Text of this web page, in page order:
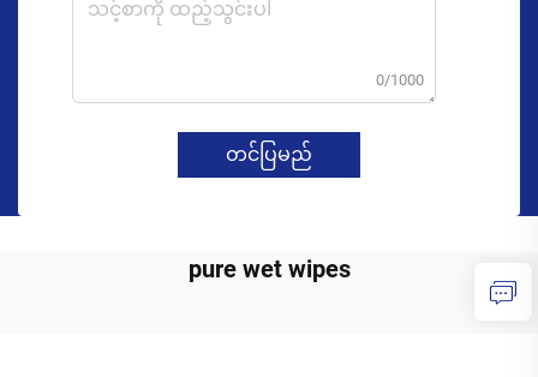
0/1000
တင်ပြမည်
pure wet wipes